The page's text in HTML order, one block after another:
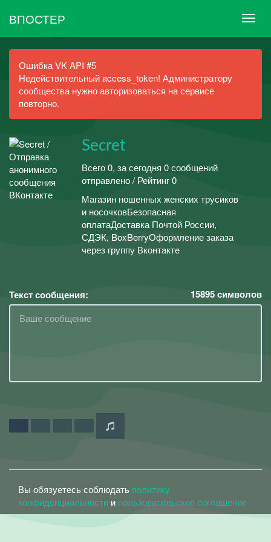
ВПОСТЕР
Ошибка VK API #5
Недействительный access_token! Администратору
сообщества нужно авторизоваться на сервисе
повторно.
Secret
Всего 0, за сегодня 0 сообщений
отправлено / Рейтинг 0
Магазин ношенных женских трусиков
и носочковБезопасная
оплатаДоставка Почтой России,
СДЭК, BoxBerryОформление заказа
через группу Вконтакте
Текст сообщения: 15895символов
Вы обязуетесь соблюдать политику
конфиденциальности и пользовательское соглашение